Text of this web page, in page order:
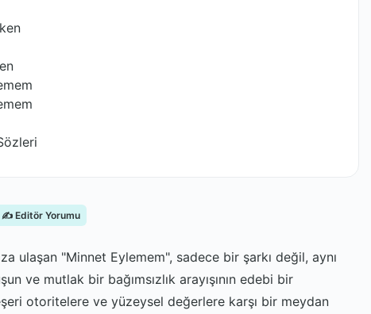
✍️ Editör Yorumu
ulaşan "Minnet Eylemem", sadece bir şarkı değil, aynı
ve mutlak bir bağımsızlık arayışının edebi bir
otoritelere ve yüzeysel değerlere karşı bir meydan